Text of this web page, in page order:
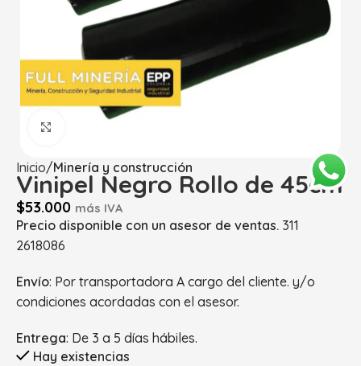
Inicio Minería y construcción
Vinipel Negro Rollo de 45cm
$53.000 más IVA
Precio disponible con un asesor de ventas. 311
2618086
Envío: Por transportadora A cargo del cliente. y/o
condiciones acordadas con el asesor.
Entrega: De 3 a 5 días hábiles.
Hay existencias